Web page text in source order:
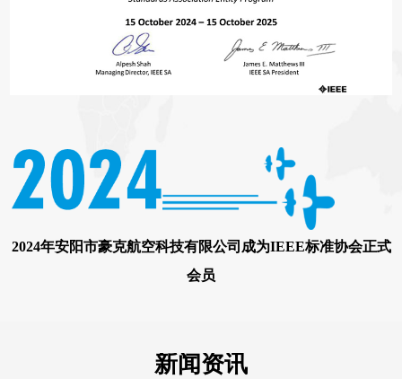
2024年安阳市豪克航空科技有限公司成为IEEE标准协会正式
会员
新闻资讯